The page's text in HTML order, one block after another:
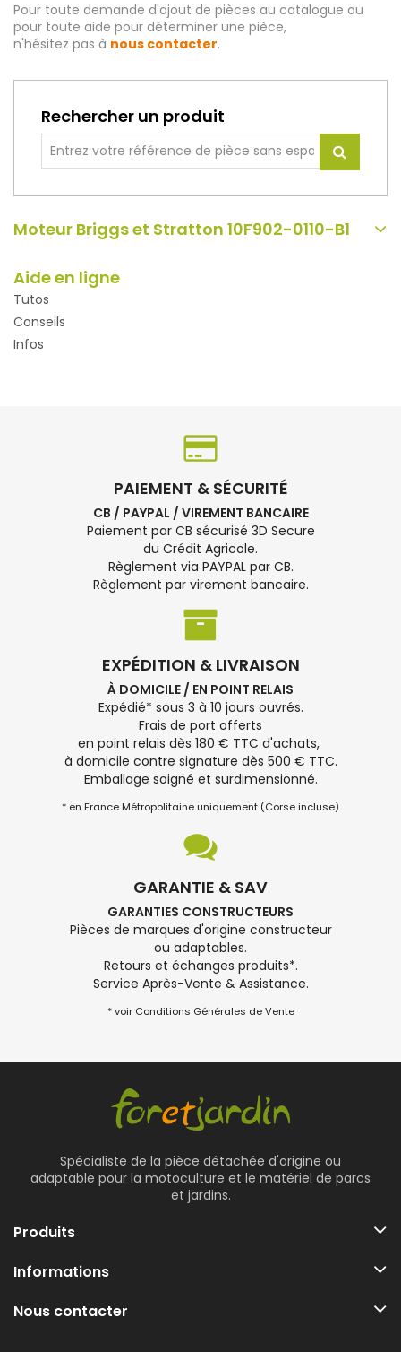
Pour toute demande d'ajout de pièces au catalogue ou
pour toute aide pour déterminer une pièce,
n'hésitez pas à nous contacter.
Rechercher un produit
Moteur Briggs et Stratton 10F902-0110-B1
Aide en ligne
Tutos
Conseils
Infos
PAIEMENT & SÉCURITÉ
CB / PAYPAL / VIREMENT BANCAIRE
Paiement par CB sécurisé 3D Secure
du Crédit Agricole.
Règlement via PAYPAL par CB.
Règlement par virement bancaire.
EXPÉDITION & LIVRAISON
À DOMICILE / EN POINT RELAIS
Expédié* sous 3 à 10 jours ouvrés.
Frais de port offerts
en point relais dès 180 € TTC d'achats,
à domicile contre signature dès 500 € TTC.
Emballage soigné et surdimensionné.
* en France Métropolitaine uniquement (Corse incluse)
GARANTIE & SAV
GARANTIES CONSTRUCTEURS
Pièces de marques d'origine constructeur
ou adaptables.
Retours et échanges produits*.
Service Après-Vente & Assistance.
* voir Conditions Générales de Vente
Spécialiste de la pièce détachée d'origine ou
adaptable pour la motoculture et le matériel de parcs
et jardins.
Produits
Informations
Nous contacter